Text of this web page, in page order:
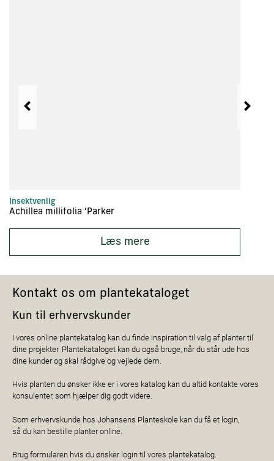
Insektvenlig
Achillea millifolia ‘Parker
Læs mere
Kontakt os om plantekataloget
Kun til erhvervskunder
I vores online plantekatalog kan du finde inspiration til valg af planter til
dine projekter. Plantekataloget kan du også bruge, når du står ude hos
dine kunder og skal rådgive og vejlede dem.
Hvis planten du ønsker ikke er i vores katalog kan du altid kontakte vores
konsulenter, som hjælper dig godt videre.
Som erhvervskunde hos Johansens Planteskole kan du få et login,
så du kan bestille planter online.
Brug formularen hvis du ønsker login til vores plantekatalog.